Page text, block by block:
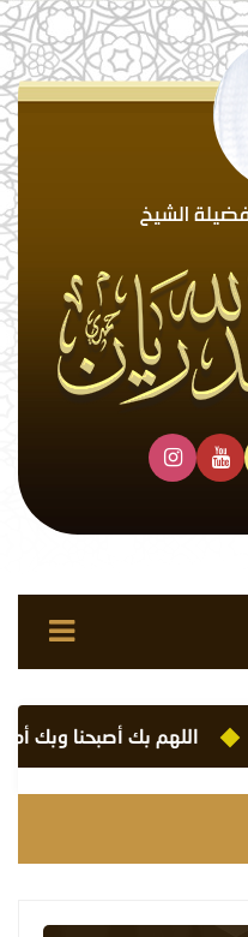
اللهم بك أصبحنا وبك أمسينا